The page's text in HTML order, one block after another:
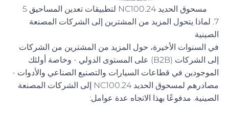
مسحوق الحديد NC100.24 لتطبيقات تعدين المساحيق 5
7. لماذا يتحول المزيد من المشترين إلى الشركات المصنعة
الصينية
في السنوات الأخيرة، حول المزيد من المشترين من الشركات
إلى الشركات (B2B) على المستوى الدولي - وخاصة أولئك
الموجودين في قطاعات السيارات والتصنيع الصناعي والأدوات -
مصادرهم لمسحوق الحديد NC100.24 إلى الشركات المصنعة
الصينية. مدفوعًا بهذا الاتجاه عدة عوامل: